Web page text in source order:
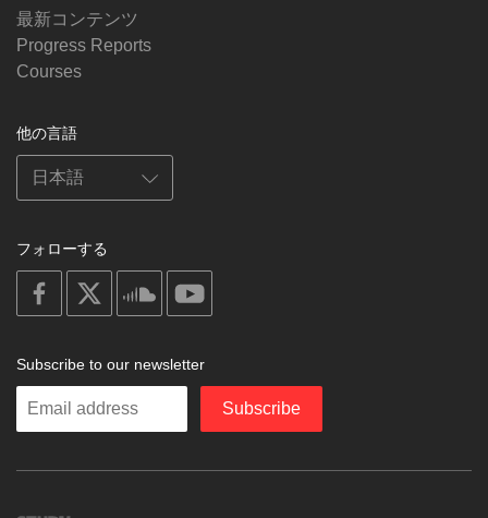
最新コンテンツ
Progress Reports
Courses
他の言語
フォローする
on
facebook
soundcloud
Subscribe to our newsletter
Enter
Subscribe